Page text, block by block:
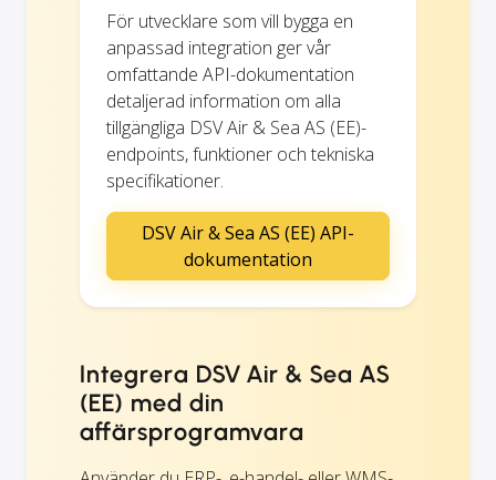
För utvecklare som vill bygga en
anpassad integration ger vår
omfattande API-dokumentation
detaljerad information om alla
tillgängliga DSV Air & Sea AS (EE)-
endpoints, funktioner och tekniska
specifikationer.
DSV Air & Sea AS (EE) API-
dokumentation
Integrera DSV Air & Sea AS
(EE) med din
affärsprogramvara